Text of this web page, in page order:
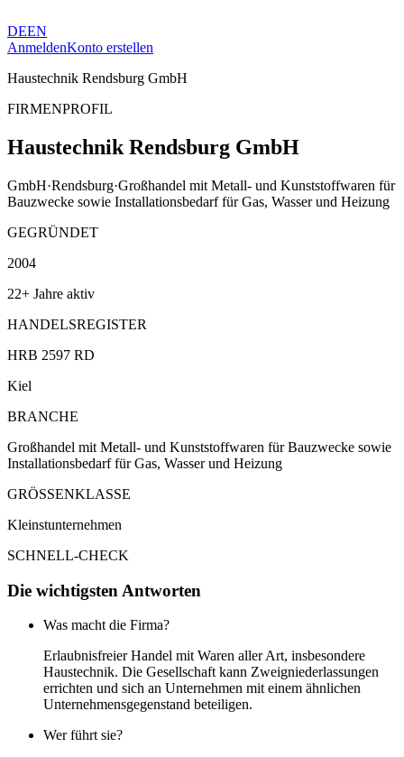
DEEN
AnmeldenKonto erstellen
Haustechnik Rendsburg GmbH
FIRMENPROFIL
Haustechnik Rendsburg GmbH
GmbH·Rendsburg·Großhandel mit Metall- und Kunststoffwaren für
Bauzwecke sowie Installationsbedarf für Gas, Wasser und Heizung
GEGRÜNDET
2004
22+ Jahre aktiv
HANDELSREGISTER
HRB 2597 RD
Kiel
BRANCHE
Großhandel mit Metall- und Kunststoffwaren für Bauzwecke sowie
Installationsbedarf für Gas, Wasser und Heizung
GRÖSSENKLASSE
Kleinstunternehmen
SCHNELL-CHECK
Die wichtigsten Antworten
Was macht die Firma?
Erlaubnisfreier Handel mit Waren aller Art, insbesondere
Haustechnik. Die Gesellschaft kann Zweigniederlassungen
errichten und sich an Unternehmen mit einem ähnlichen
Unternehmensgegenstand beteiligen.
Wer führt sie?